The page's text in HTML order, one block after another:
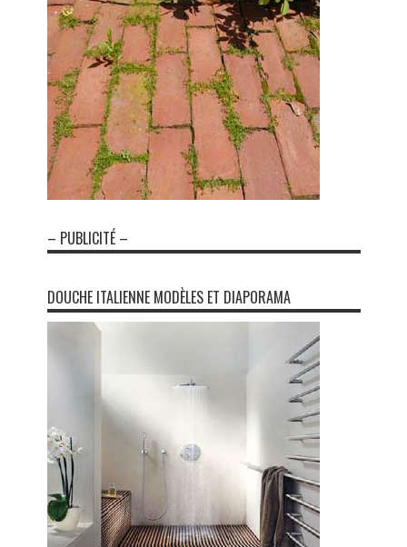
– PUBLICITÉ –
DOUCHE ITALIENNE MODÈLES ET DIAPORAMA